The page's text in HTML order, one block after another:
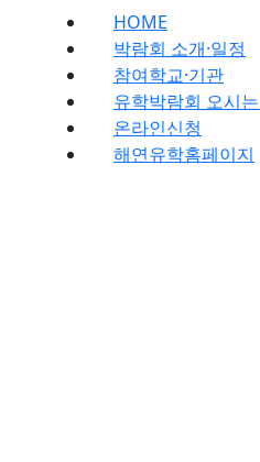
HOME
박람회 소개·일정
참여학교·기관
유학박람회 오시
온라인신청
해연유학홈페이지